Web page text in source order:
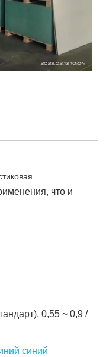
что и
0,55 ~ 0,9 /
синий